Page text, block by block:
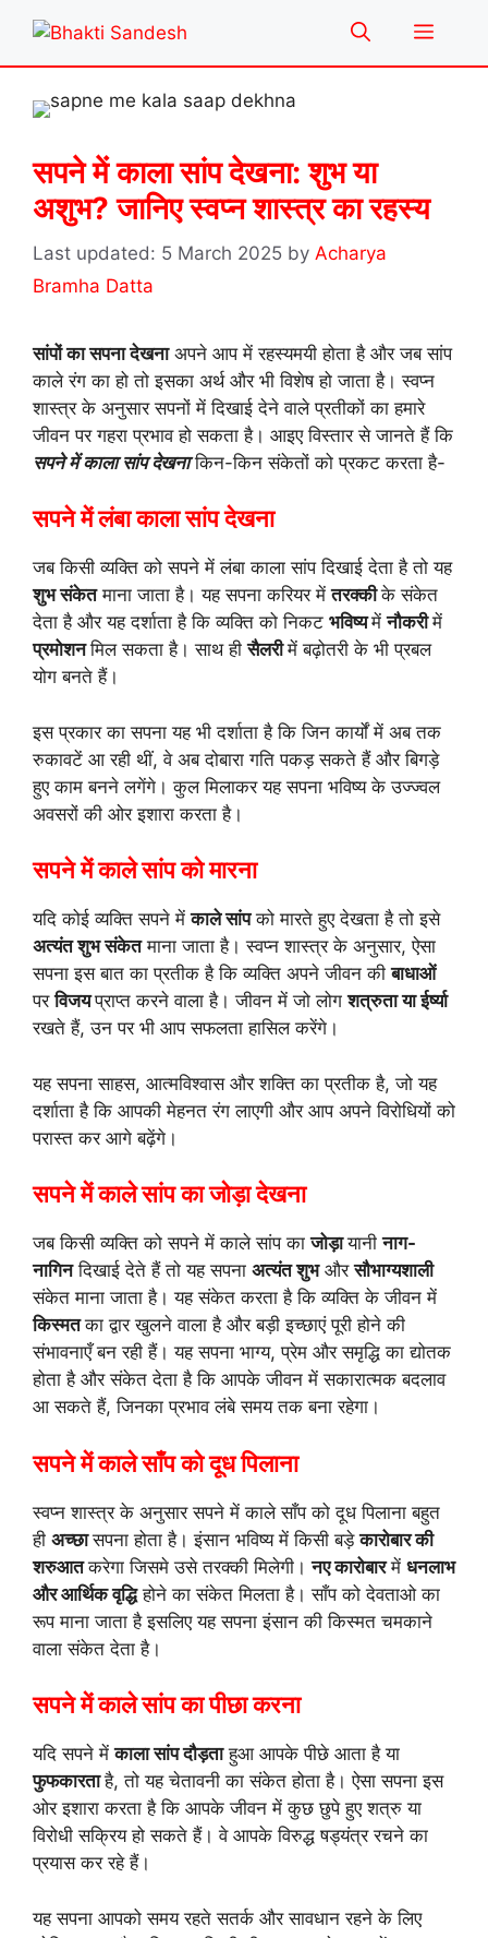
content
Menu
सपने में काला सांप देखना: शुभ या
अशुभ? जानिए स्वप्न शास्त्र का रहस्य
5 March 2025 by Acharya
Bramha Datta
सांपों का सपना देखनाअपने आप में रहस्यमयी होता है और जब सांप
काले रंग का हो तो इसका अर्थ और भी विशेष हो जाता है। स्वप्न
शास्त्र के अनुसार सपनों में दिखाई देने वाले प्रतीकों का हमारे
जीवन पर गहरा प्रभाव हो सकता है। आइए विस्तार से जानते हैं कि
सपने में काला सांप देखनाकिन-किन संकेतों को प्रकट करता है-
सपने में लंबा काला सांप देखना
जब किसी व्यक्ति को सपने में लंबा काला सांप दिखाई देता है तो यह
शुभ संकेतमाना जाता है। यह सपना करियर मेंतरक्कीके संकेत
देता है और यह दर्शाता है कि व्यक्ति को निकट भविष्यमेंनौकरीमें
प्रमोशनमिल सकता है। साथ हीसैलरीमें बढ़ोतरी के भी प्रबल
योग बनते हैं।
इस प्रकार का सपना यह भी दर्शाता है कि जिन कार्यों में अब तक
रुकावटें आ रही थीं, वे अब दोबारा गति पकड़ सकते हैं और बिगड़े
हुए काम बनने लगेंगे। कुल मिलाकर यह सपना भविष्य के उज्ज्वल
अवसरों की ओर इशारा करता है।
सपने में काले सांप को मारना
यदि कोई व्यक्ति सपने मेंकाले सांपको मारते हुए देखता है तो इसे
अत्यंत शुभ संकेतमाना जाता है। स्वप्न शास्त्र के अनुसार, ऐसा
सपना इस बात का प्रतीक है कि व्यक्ति अपने जीवन कीबाधाओं
परविजयप्राप्त करने वाला है। जीवन में जो लोगशत्रुता या ईर्ष्या
रखते हैं, उन पर भी आप सफलता हासिल करेंगे।
यह सपना साहस, आत्मविश्वास और शक्ति का प्रतीक है, जो यह
दर्शाता है कि आपकी मेहनत रंग लाएगी और आप अपने विरोधियों को
परास्त कर आगे बढ़ेंगे।
सपने में काले सांप का जोड़ा देखना
जब किसी व्यक्ति को सपने में काले सांप काजोड़ायानीनाग-
नागिनदिखाई देते हैं तो यह सपना अत्यंत शुभऔरसौभाग्यशाली
संकेत माना जाता है। यह संकेत करता है कि व्यक्ति के जीवन में
किस्मतका द्वार खुलने वाला है और बड़ी इच्छाएं पूरी होने की
संभावनाएँ बन रही हैं। यह सपना भाग्य, प्रेम और समृद्धि का द्योतक
होता है और संकेत देता है कि आपके जीवन में सकारात्मक बदलाव
आ सकते हैं, जिनका प्रभाव लंबे समय तक बना रहेगा।
सपने में काले साँप को दूध पिलाना
स्वप्न शास्त्र के अनुसार सपने में काले साँप को दूध पिलाना बहुत
ही अच्छासपना होता है। इंसान भविष्य में किसी बड़ेकारोबार की
शरुआतकरेगा जिसमे उसे तरक्की मिलेगी।नए कारोबारमें धनलाभ
और आर्थिक वृद्धिहोने का संकेत मिलता है। साँप को देवताओ का
रूप माना जाता है इसलिए यह सपना इंसान की किस्मत चमकाने
वाला संकेत देता है।
सपने में काले सांप का पीछा करना
यदि सपने मेंकाला सांप दौड़ताहुआ आपके पीछे आता है या
फुफकारताहै, तो यह चेतावनी का संकेत होता है। ऐसा सपना इस
ओर इशारा करता है कि आपके जीवन में कुछ छुपे हुए शत्रु या
विरोधी सक्रिय हो सकते हैं। वे आपके विरुद्ध षड्यंत्र रचने का
प्रयास कर रहे हैं।
यह सपना आपको समय रहते सतर्क और सावधान रहने के लिए